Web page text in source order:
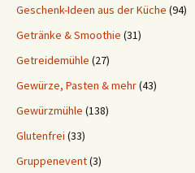
Geschenk-Ideen aus der Küche (94)
Getränke & Smoothie (31)
Getreidemühle (27)
Gewürze, Pasten & mehr(43)
Gewürzmühle (138)
Glutenfrei (33)
Gruppenevent(3)